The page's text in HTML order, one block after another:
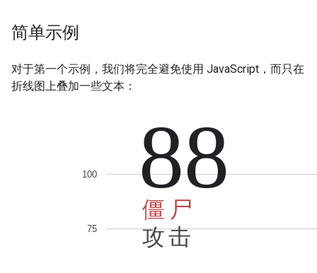
简单示例
对于第一个示例，我们将完全避免使用 JavaScript，而只在
折线图上叠加一些文本：